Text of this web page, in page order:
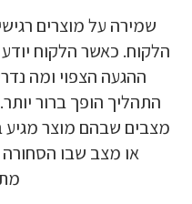
שמירה על מוצרים
הלקוח. כאשר הלקוח
ההגעה הצפוי ומה
התהליך הופך ברור
מצבים שבהם מוצר מגיע
או מצב שבו